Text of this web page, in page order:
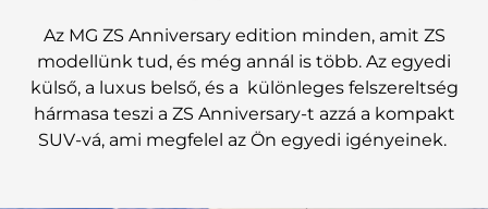
Az MG ZS Anniversary edition minden, amit ZS
modellünk tud, és még annál is több. Az egyedi
külső, a luxus belső, és a különleges felszereltség
hármasa teszi a ZS Anniversary-t azzá a kompakt
SUV-vá, ami megfelel az Ön egyedi igényeinek.